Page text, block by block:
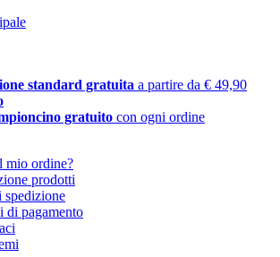
standard gratuita a partire da € 49,90
gratuito con ogni ordine
mio ordine?
prodotti
spedizione
di pagamento